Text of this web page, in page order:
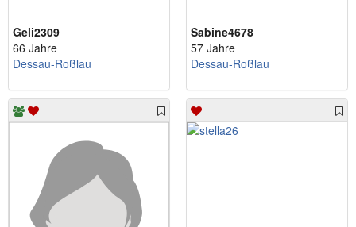
Geli2309
66 Jahre
Dessau-Roßlau
Sabine4678
57 Jahre
Dessau-Roßlau